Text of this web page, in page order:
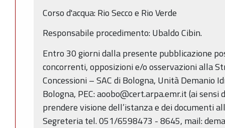
Corso d'acqua: Rio Secco e Rio Verde
Responsabile procedimento: Ubaldo Cibin.
Entro 30 giorni dalla presente pubblicazione
concorrenti, opposizioni e/o osservazioni alla
Concessioni – SAC di Bologna, Unità Demanio
Bologna, PEC: aoobo@cert.arpa.emr.it (ai
prendere visione dell’istanza e dei documenti
Segreteria tel. 051/6598473 - 8645, mail: